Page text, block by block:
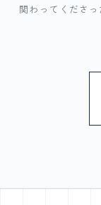
関わってくださ